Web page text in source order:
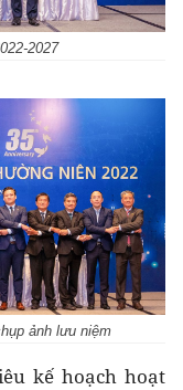
2027
ảnh lưu niệm
kế hoạch hoạt